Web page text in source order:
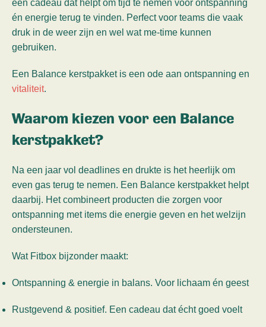
een cadeau dat helpt om tijd te nemen voor ontspanning
én energie terug te vinden. Perfect voor teams die vaak
druk in de weer zijn en wel wat me-time kunnen
gebruiken.
Een Balance kerstpakket is een ode aan ontspanning en
vitaliteit.
Waarom kiezen voor een Balance
kerstpakket?
Na een jaar vol deadlines en drukte is het heerlijk om
even gas terug te nemen. Een Balance kerstpakket helpt
daarbij. Het combineert producten die zorgen voor
ontspanning met items die energie geven en het welzijn
ondersteunen.
Wat Fitbox bijzonder maakt:
Ontspanning & energie in balans. Voor lichaam én geest
Rustgevend & positief. Een cadeau dat écht goed voelt